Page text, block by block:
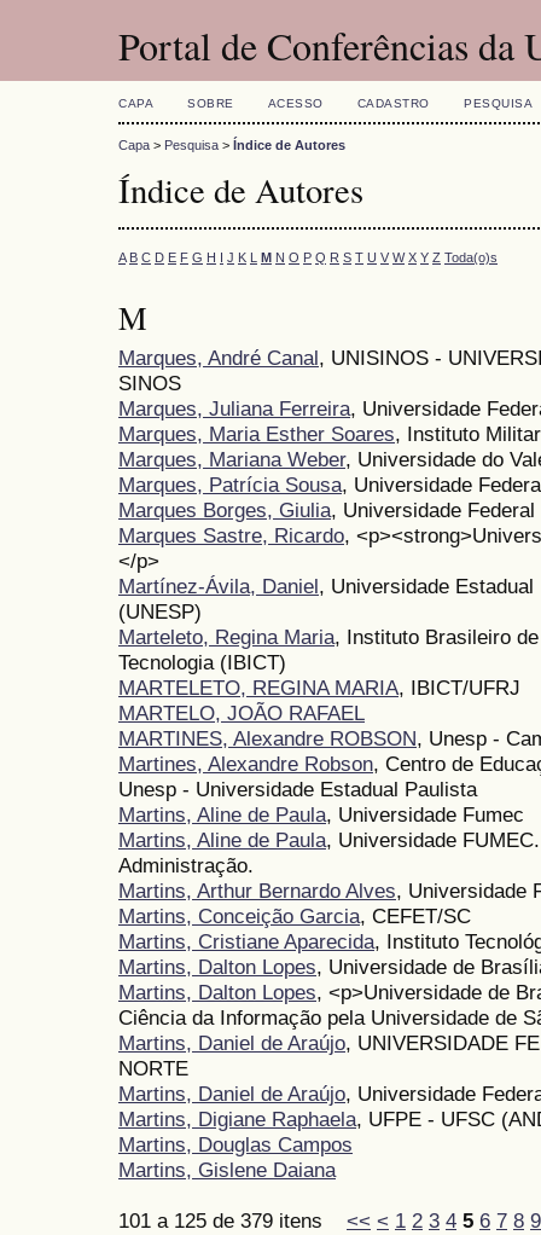
Portal de Conferências da
CAPA SOBRE ACESSO CADASTRO PESQUISA
Capa > Pesquisa > Índice de Autores
Índice de Autores
A B C D E F G H I J K L M N O P Q R S T U V W X Y Z Toda(o)s
M
Marques, André Canal, UNISINOS -
SINOS
Marques, Juliana Ferreira, Universidade
Marques, Maria Esther Soares, Instituto
Marques, Mariana Weber, Universidade do
Marques, Patrícia Sousa, Universidade
Marques Borges, Giulia, Universidade Federal
Marques Sastre, Ricardo,
</p>
Martínez-Ávila, Daniel, Universidade
(UNESP)
Marteleto, Regina Maria, Instituto Brasileiro
Tecnologia (IBICT)
MARTELETO, REGINA MARIA, IBICT/UFRJ
MARTELO, JOÃO RAFAEL
MARTINES, Alexandre ROBSON, Unesp -
Martines, Alexandre Robson, Centro de
Unesp - Universidade Estadual Paulista
Martins, Aline de Paula, Universidade Fumec
Martins, Aline de Paula, Universidade
Administração.
Martins, Arthur Bernardo Alves, Universidade
Martins, Conceição Garcia, CEFET/SC
Martins, Cristiane Aparecida, Instituto
Martins, Dalton Lopes, Universidade de
Martins, Dalton Lopes, <p>Universidade de
Ciência da Informação pela Universidade de
Martins, Daniel de Araújo, UNIVERSIDADE
NORTE
Martins, Daniel de Araújo, Universidade
Martins, Digiane Raphaela, UFPE - UFSC
Martins, Douglas Campos
Martins, Gislene Daiana
101 a 125 de 379 itens << < 1 2 3 4 5 6 7 8 9